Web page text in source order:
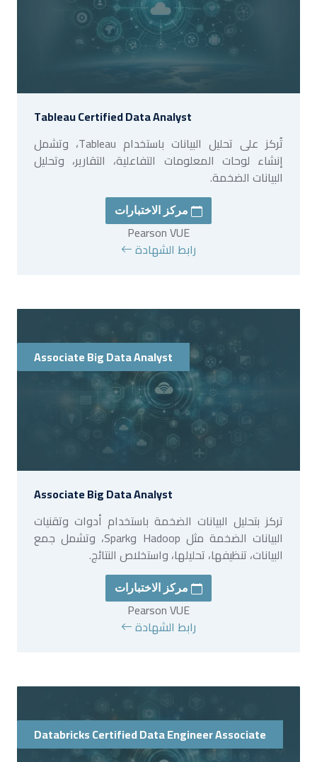
Tableau Certified Data Analyst
تُركز على تحليل البيانات باستخدام Tableau، وتشمل
إنشاء لوحات المعلومات التفاعلية، التقارير، وتحليل
البيانات الضخمة.
مركز الاختبارات
Pearson VUE
رابط الشهادة
Associate Big Data Analyst
Associate Big Data Analyst
تركز بتحليل البيانات الضخمة باستخدام أدوات وتقنيات
البيانات الضخمة مثل Hadoop وSpark، وتشمل جمع
البيانات، تنظيفها، تحليلها، واستخلاص النتائج.
مركز الاختبارات
Pearson VUE
رابط الشهادة
Databricks Certified Data Engineer Associate